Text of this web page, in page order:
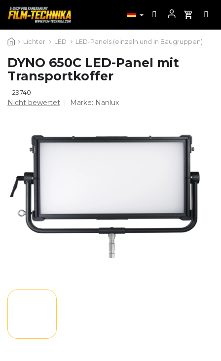
Inhalt Lichter LED LED-Panels (einzeln und in Baugruppen)
DYNO 650C LED-Panel mit
Transportkoffer
29740
Die
Nicht bewertet Marke: Nanlux